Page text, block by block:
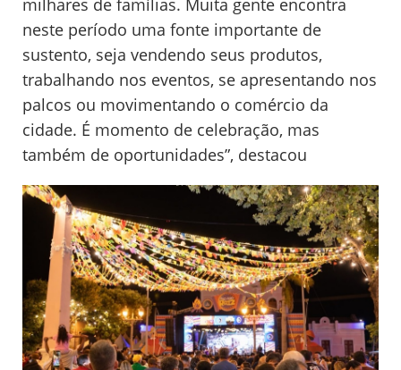
milhares de famílias. Muita gente encontra
neste período uma fonte importante de
sustento, seja vendendo seus produtos,
trabalhando nos eventos, se apresentando nos
palcos ou movimentando o comércio da
cidade. É momento de celebração, mas
também de oportunidades”, destacou